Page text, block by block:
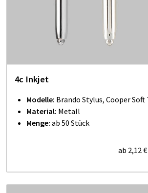
4c Inkjet
Modelle: Brando Stylus, Cooper Soft
Material: Metall
Menge: ab 50 Stück
ab 2,12 €